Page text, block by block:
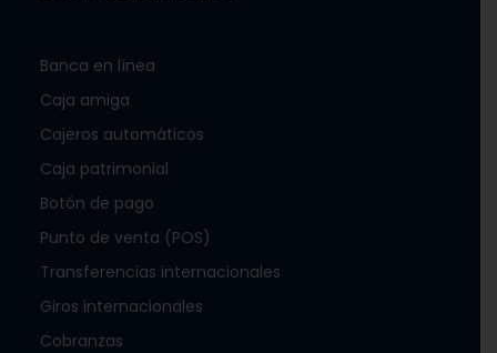
Banca en línea
Caja amiga
Cajeros automáticos
Caja patrimonial
Botón de pago
Punto de venta (POS)
Transferencias internacionales
Giros internacionales
Cobranzas